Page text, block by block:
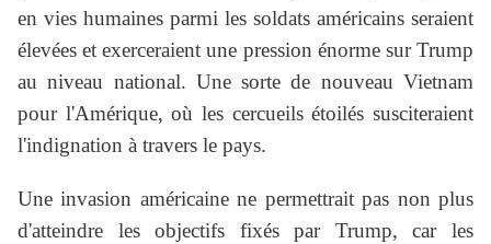
en vies humaines parmi les soldats américains seraient
élevées et exerceraient une pression énorme sur Trump
au niveau national. Une sorte de nouveau Vietnam
pour l'Amérique, où les cercueils étoilés susciteraient
l'indignation à travers le pays.
Une invasion américaine ne permettrait pas non plus
d'atteindre les objectifs fixés par Trump, car les